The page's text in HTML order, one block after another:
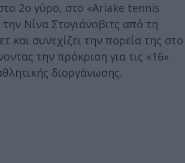
2ο γύρο, στο «Ariake tennis
Νίνα Στογιάνοβιτς από τη
και συνεχίζει την πορεία της στο
την πρόκριση για τις «16»
διοργάνωσης.